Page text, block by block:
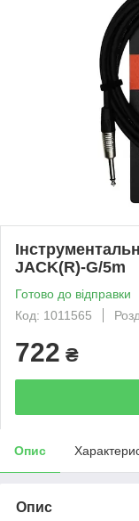
JACK(R)-G/5m
Готово до відправки
Код: 1011565
722 ₴
Опис
Опис